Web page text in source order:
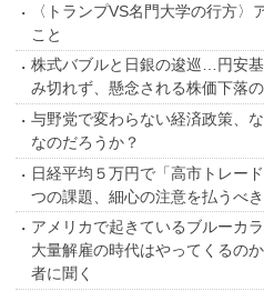
〈トランプVS名門大学の行方
こと
株式バブルと日銀の逡巡…円安
み切れず、懸念される株価下落の
与野党で変わらない経済政策、
なのだろうか？
日経平均５万円で「高市トレー
つの課題、細心の注意を払うべ
アメリカで起きているブルーカ
大量解雇の時代はやってくるの
者に聞く